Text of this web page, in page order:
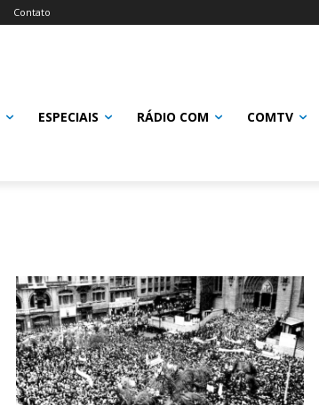
Contato
ESPECIAIS RÁDIO COM COMTV